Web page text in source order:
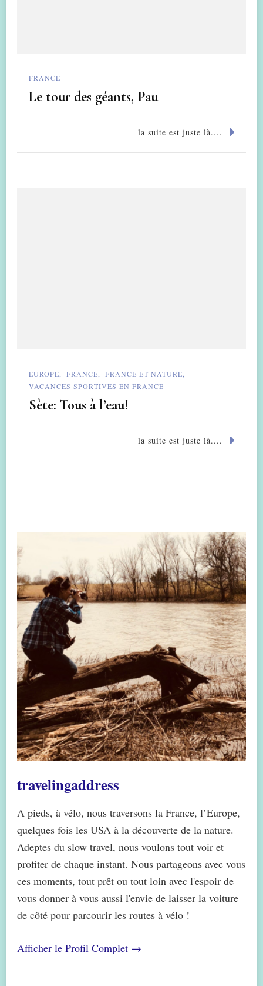
FRANCE
Le tour des géants, Pau
la suite est juste là....
EUROPE FRANCE
FRANCE ET NATURE
VACANCES SPORTIVES EN FRANCE
Sète: Tous à l’eau!
la suite est juste là....
travelingaddress
A pieds, à vélo, nous traversons la France, l’Europe,
quelques fois les USA à la découverte de la nature.
Adeptes du slow travel, nous voulons tout voir et
profiter de chaque instant. Nous partageons avec vous
ces moments, tout prêt ou tout loin avec l'espoir de
vous donner à vous aussi l'envie de laisser la voiture
de côté pour parcourir les routes à vélo !
Afficher le Profil Complet →